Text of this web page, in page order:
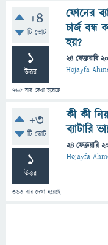
+4
টি ভোট
1
উত্তর
765 বার দেখা হয়েছে
ফোনের
চার্জ বন্ধ
হয়?
24 ফেব্রুয়ারি
Hojayfa
+3
টি ভোট
1
উত্তর
363 বার দেখা হয়েছে
কী কী
ব্যাটারি
24 ফেব্রুয়ারি
Hojayfa